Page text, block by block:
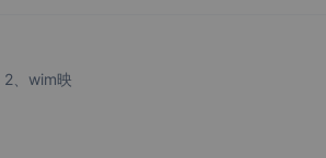
1、显示 WIM 文件中包含的映像信息 dism /Get-WimInfo /WimFile:"D:\Desktop\wim\install.wim" 2、wim映